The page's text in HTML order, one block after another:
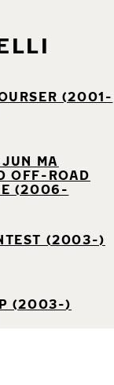
(2001-
MA
OFF-ROAD
(2006-
(2003-)
(2003-)